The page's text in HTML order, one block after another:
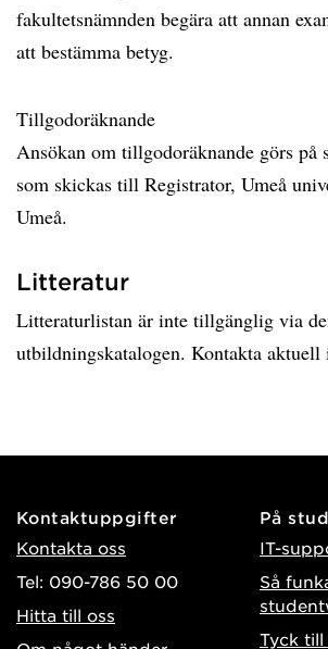
fakultetsnämnden begära att annan
att bestämma betyg.
Tillgodoräknande
Ansökan om tillgodoräknande görs på
som skickas till Registrator, Umeå
Umeå.
Litteratur
Litteraturlistan är inte tillgänglig via
utbildningskatalogen. Kontakta aktuell
Kontaktuppgifter
Kontakta oss
Tel: 090-786 50 00
Hitta till oss
På
IT-
Så
Tyck till